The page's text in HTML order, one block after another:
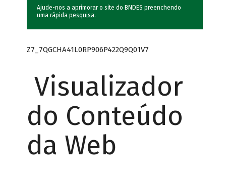
Ajude-nos a aprimorar o site do BNDES preenchendo
uma rápida pesquisa.
Z7_7QGCHA41L0RP906P422Q9Q01V7
Visualizador
do Conteúdo
da Web